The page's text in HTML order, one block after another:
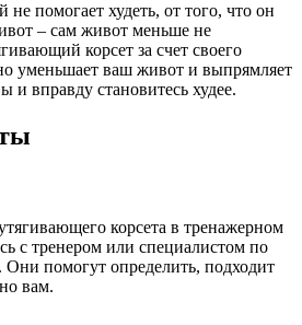
не помогает худеть, от того, что он
– сам живот меньше не
корсет за счет своего
уменьшает ваш живот и выпрямляет
и вправду становитесь худее.
корсета в тренажерном
с тренером или специалистом по
Они помогут определить, подходит
вам.